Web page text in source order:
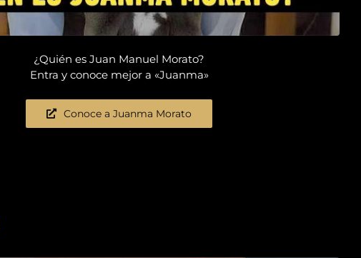
¿Quién es Juan Manuel Morato?
Entra y conoce mejor a «Juanma»
Conoce a Juanma Morato